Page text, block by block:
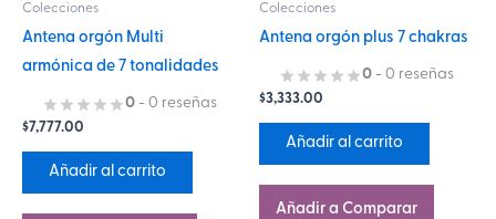
Colecciones
Antena orgón Multi
armónica de 7 tonalidades
0 - 0 reseñas
$7,777.00
Añadir al carrito
Colecciones
Antena orgón plus 7 chakras
0 - 0 reseñas
$3,333.00
Añadir al carrito
Añadir a Comparar